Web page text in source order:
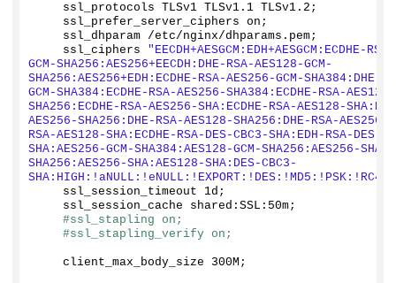
    ssl_protocols TLSv1 TLSv
1 . 1 TLSv1. 2 ;
    ssl_prefer_server_ciphers on;
    ssl_dhparam /etc/nginx/dhparams.
pem;
    ssl_ciphers
"EECDH+AESGCM:EDH+AESGCM:ECDHE-
GCM-SHA256:AES256+EECDH:DHE-RSA-AES128-GCM-
SHA256:AES256+EDH:ECDHE-RSA-AES256-GCM-SHA384:DHE-
GCM-SHA384:ECDHE-RSA-AES256-SHA384:ECDHE-RSA-AES128-
SHA256:ECDHE-RSA-AES256-SHA:ECDHE-RSA-AES128-
AES256-SHA256:DHE-RSA-AES128-SHA256:DHE-RSA-AES256-
RSA-AES128-SHA:ECDHE-RSA-DES-CBC3-SHA:EDH-RSA-DES-
SHA:AES256-GCM-SHA384:AES128-GCM-SHA256:AES256-
SHA256:AES256-SHA:AES128-SHA:DES-CBC3-
SHA:HIGH:!aNULL:!eNULL:!EXPORT:!DES:!MD5:!PSK:!RC4"
    ssl_session_timeout 1d;
    ssl_session_cache shared:SSL:50m;
#ssl_stapling on;
#ssl_stapling_verify on;
    client_max_body_size 300M;